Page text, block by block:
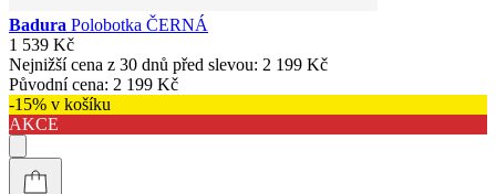
Badura Polobotka ČERNÁ
1 539 Kč
Nejnižší cena z 30 dnů před slevou: 2 199 Kč
Původní cena: 2 199 Kč
-15% v košíku
AKCE